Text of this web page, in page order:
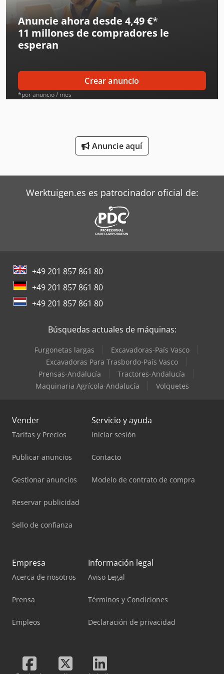
Ingersoll Compresores
Ingersoll Rand Compresores
Ingersoll Rand Herramientas
Kverneland Arado
Liebherr Grúas
Mahle Compresores
Oms Flejadoras
Pramac Generadores
Terberg Tractor
Toshiba Aires Acondicionados
Anuncie ahora desde 4,49 €*
11 millones de compradores le
esperan
Crear anuncio
*por anuncio / mes
Anuncie aquí
Werktuigen.es es patrocinador oficial de:
+49 201 857 861 80
+49 201 857 861 80
+49 201 857 861 80
Búsquedas actuales de máquinas:
Furgonetas largas
Excavadoras-País Vasco
Excavadoras Para Trasbordo-País Vasco
Prensas-Andalucía
Tractores-Andalucía
Maquinaria Agrícola-Andalucía
Volquetes
Vender
Tarifas y Precios
Publicar anuncios
Gestionar anuncios
Reservar publicidad
Sello de confianza
Servicio y ayuda
Iniciar sesión
Contacto
Modelo de contrato de compra
Empresa
Acerca de nosotros
Prensa
Empleos
Información legal
Aviso Legal
Términos y Condiciones
Declaración de privacidad